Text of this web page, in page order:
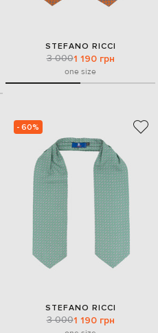
STEFANO RICCI
3 0001 190 грн
one size
- 60%
STEFANO RICCI
3 0001 190 грн